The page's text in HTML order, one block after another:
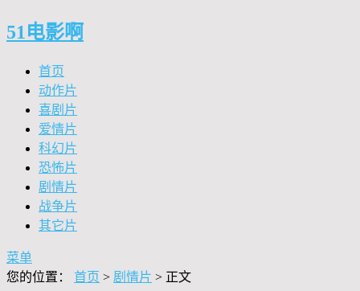
51电影啊
首页
动作片
喜剧片
爱情片
科幻片
恐怖片
剧情片
战争片
其它片
菜单
您的位置： 首页 > 剧情片 > 正文